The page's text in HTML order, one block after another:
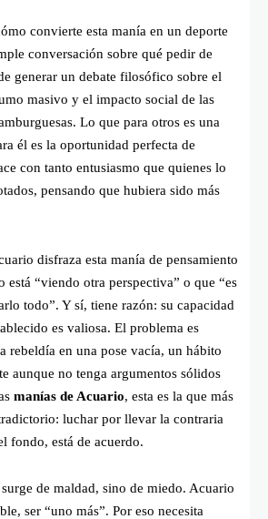
convierte esta manía en un deporte
conversación sobre qué pedir de
generar un debate filosófico sobre el
masivo y el impacto social de las
Lo que para otros es una
él es la oportunidad perfecta de
con tanto entusiasmo que quienes lo
pensando que hubiera sido más
disfraza esta manía de pensamiento
“viendo otra perspectiva” o que “es
todo”. Y sí, tiene razón: su capacidad
es valiosa. El problema es
rebeldía en una pose vacía, un hábito
aunque no tenga argumentos sólidos
manías de Acuario, esta es la que más
luchar por llevar la contraria
fondo, está de acuerdo.
de maldad, sino de miedo. Acuario
ser “uno más”. Por eso necesita